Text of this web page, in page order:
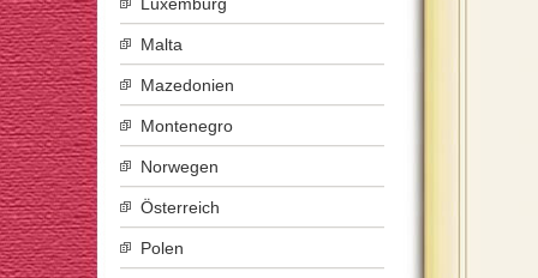
Malta
Mazedonien
Montenegro
Norwegen
Österreich
Polen